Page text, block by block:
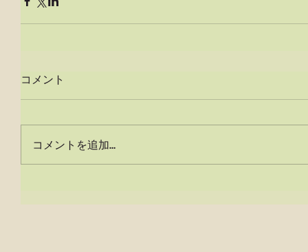
コメント
コメントを追加…